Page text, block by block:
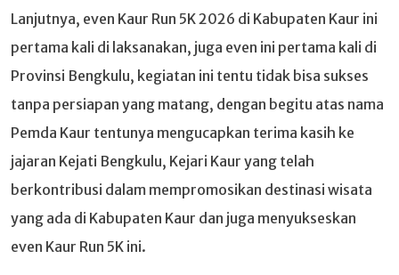
Lanjutnya, even Kaur Run 5K 2026 di Kabupaten Kaur ini
pertama kali di laksanakan, juga even ini pertama kali di
Provinsi Bengkulu, kegiatan ini tentu tidak bisa sukses
tanpa persiapan yang matang, dengan begitu atas nama
Pemda Kaur tentunya mengucapkan terima kasih ke
jajaran Kejati Bengkulu, Kejari Kaur yang telah
berkontribusi dalam mempromosikan destinasi wisata
yang ada di Kabupaten Kaur dan juga menyukseskan
even Kaur Run 5K ini.